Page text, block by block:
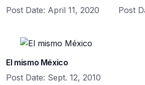
Post Date: April 11, 2020
Post
El mismo México
Post Date: Sept. 12, 2010